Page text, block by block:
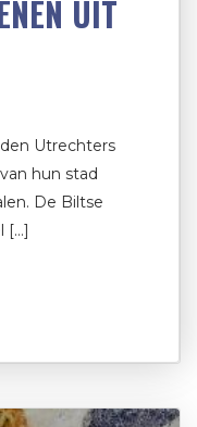
UIT
Utrechters
hun stad
De Biltse
[…]